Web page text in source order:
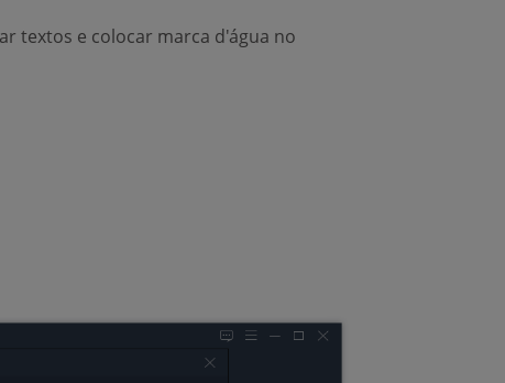
textos e colocar marca d'água no